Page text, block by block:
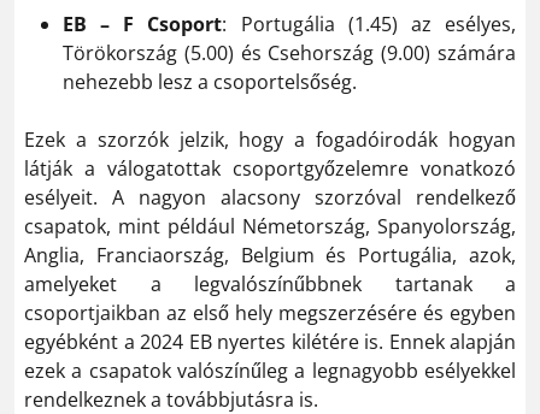
EB – F Csoport: Portugália (1.45) az esélyes,
Törökország (5.00) és Csehország (9.00) számára
nehezebb lesz a csoportelsőség.
Ezek a szorzók jelzik, hogy a fogadóirodák hogyan
látják a válogatottak csoportgyőzelemre vonatkozó
esélyeit. A nagyon alacsony szorzóval rendelkező
csapatok, mint például Németország, Spanyolország,
Anglia, Franciaország, Belgium és Portugália, azok,
amelyeket a legvalószínűbbnek tartanak a
csoportjaikban az első hely megszerzésére és egyben
egyébként a 2024 EB nyertes kilétére is. Ennek alapján
ezek a csapatok valószínűleg a legnagyobb esélyekkel
rendelkeznek a továbbjutásra is.